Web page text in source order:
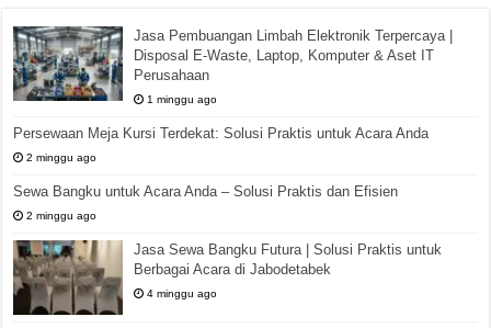
Jasa Pembuangan Limbah Elektronik Terpercaya |
Disposal E-Waste, Laptop, Komputer & Aset IT
Perusahaan
1 minggu ago
Persewaan Meja Kursi Terdekat: Solusi Praktis untuk Acara Anda
2 minggu ago
Sewa Bangku untuk Acara Anda – Solusi Praktis dan Efisien
2 minggu ago
Jasa Sewa Bangku Futura | Solusi Praktis untuk
Berbagai Acara di Jabodetabek
4 minggu ago